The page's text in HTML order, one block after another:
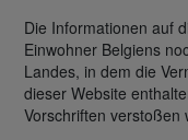
Die Informationen auf
Einwohner Belgiens
Landes, in dem die
dieser Website
Vorschriften verstoßen